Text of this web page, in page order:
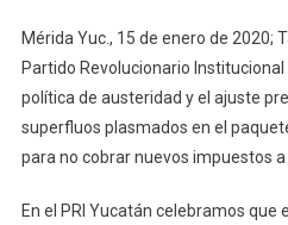
Mérida Yuc., 15 de enero de 2020;
Partido Revolucionario
política de austeridad y el ajuste
superfluos plasmados en el
para no cobrar nuevos impuestos a
En el PRI Yucatán celebramos que